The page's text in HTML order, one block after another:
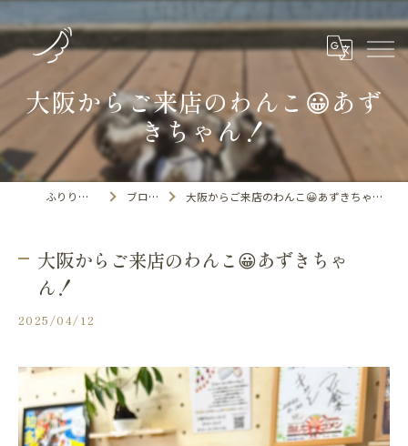
大阪からご来店のわんこ😀あず
きちゃん！
ふりりの里 ブログ 大阪からご来店のわんこ😀あずきちゃん！
大阪からご来店のわんこ😀あずきちゃ
ん！
2025/04/12